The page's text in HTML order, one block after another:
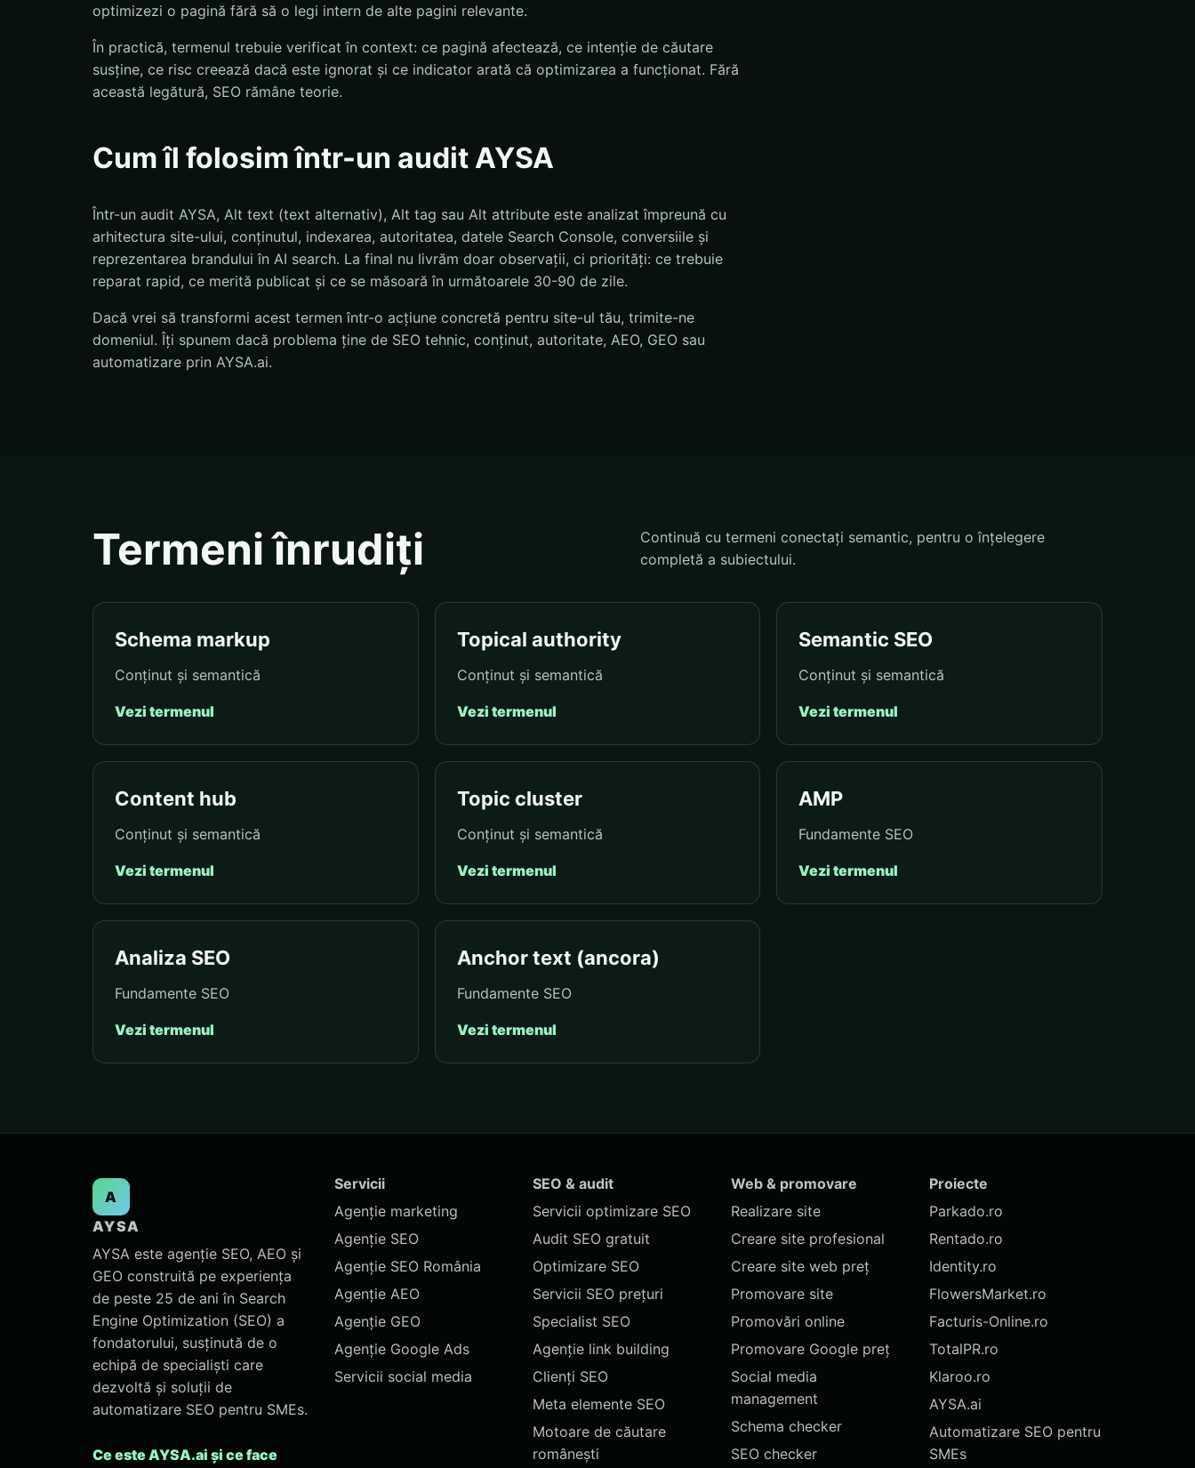
optimizezi o pagină fără să o legi intern de alte pagini relevante.
În practică, termenul trebuie verificat în context: ce pagină afectează, ce intenție de căutare
susține, ce risc creează dacă este ignorat și ce indicator arată că optimizarea a funcționat. Fără
această legătură, SEO rămâne teorie.
Cum îl folosim într-un audit AYSA
Într-un audit AYSA, Alt text (text alternativ), Alt tag sau Alt attribute este analizat împreună cu
arhitectura site-ului, conținutul, indexarea, autoritatea, datele Search Console, conversiile și
reprezentarea brandului în AI search. La final nu livrăm doar observații, ci priorități: ce trebuie
reparat rapid, ce merită publicat și ce se măsoară în următoarele 30-90 de zile.
Dacă vrei să transformi acest termen într-o acțiune concretă pentru site-ul tău, trimite-ne
domeniul. Îți spunem dacă problema ține de SEO tehnic, conținut, autoritate, AEO, GEO sau
automatizare prin AYSA.ai.
Termeni înrudiți
Continuă cu termeni conectați semantic, pentru o înțelegere
completă a subiectului.
Schema markup
Conținut și semantică
Vezi termenul
Topical authority
Conținut și semantică
Vezi termenul
Semantic SEO
Conținut și semantică
Vezi termenul
Content hub
Conținut și semantică
Vezi termenul
Topic cluster
Conținut și semantică
Vezi termenul
AMP
Fundamente SEO
Vezi termenul
Analiza SEO
Fundamente SEO
Vezi termenul
Anchor text (ancora)
Fundamente SEO
Vezi termenul
A
AYSA
AYSA este agenție SEO, AEO și
GEO construită pe experiența
de peste 25 de ani în Search
Engine Optimization (SEO) a
fondatorului, susținută de o
echipă de specialiști care
dezvoltă și soluții de
automatizare SEO pentru SMEs.
Ce este AYSA.ai și ce face
Servicii
Agenție marketing
Agenție SEO
Agenție SEO România
Agenție AEO
Agenție GEO
Agenție Google Ads
Servicii social media
SEO & audit
Servicii optimizare SEO
Audit SEO gratuit
Optimizare SEO
Servicii SEO prețuri
Specialist SEO
Agenție link building
Clienți SEO
Meta elemente SEO
Motoare de căutare
românești
Web & promovare
Realizare site
Creare site profesional
Creare site web preț
Promovare site
Promovări online
Promovare Google preț
Social media
management
Schema checker
SEO checker
Proiecte
Parkado.ro
Rentado.ro
Identity.ro
FlowersMarket.ro
Facturis-Online.ro
TotalPR.ro
Klaroo.ro
AYSA.ai
Automatizare SEO pentru
SMEs